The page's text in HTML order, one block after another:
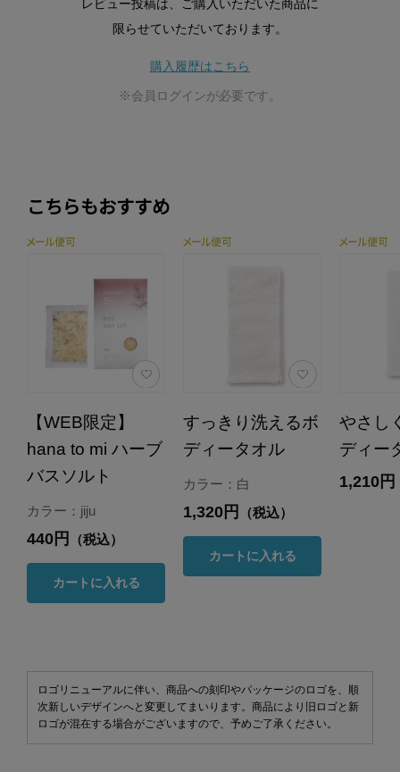
レビュー投稿は、ご購入いただいた商品に
限らせていただいております。
購入履歴はこちら
※会員ログインが必要です。
こちらもおすすめ
【WEB限定】
hana to mi ハーブ
バスソルト
カラー：jiju
440円 （税込）
カートに入れる
すっきり洗えるボ
ディータオル
カラー：白
1,320円 （税込）
カートに入れる
やさし
ディー
1,210円
ロゴリニューアルに伴い、商品への刻印やパッケージのロゴを、順
次新しいデザインへと変更してまいります。商品により旧ロゴと新
ロゴが混在する場合がございますので、予めご了承ください。